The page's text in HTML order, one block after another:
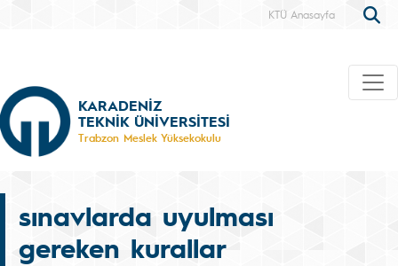
KTÜ Anasayfa
KARADENİZ
TEKNİK ÜNİVERSİTESİ
Trabzon Meslek Yüksekokulu
sınavlarda uyulması
gereken kurallar